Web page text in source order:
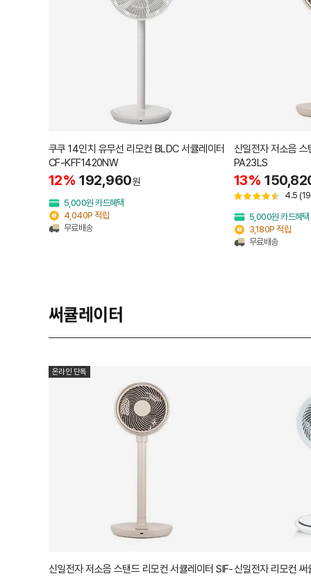
쿠쿠 14인치 유무선 리모컨 BLDC 서큘레이터
CF-KFF1420NW
12% 192,960원
5,000원 카드혜택
4,040P 적립
무료배송
신일전자 저소음
PA23LS
13%
4.5
5,000원 카드혜택
3,180P 적립
무료배송
써큘레이터
온라인 단독
신일전자 저소음 스탠드 리모컨 서큘레이터 SIF-신일전자 리모컨